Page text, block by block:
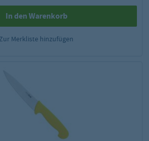
In den Warenkorb
Zur Merkliste hinzufügen